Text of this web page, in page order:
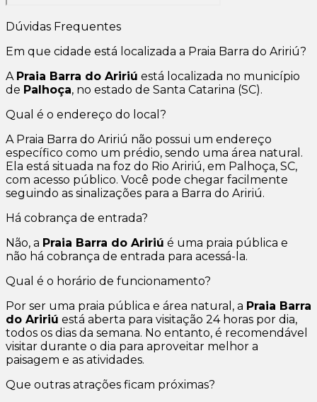
Dúvidas Frequentes
Em que cidade está localizada a Praia Barra do Aririú?
A Praia Barra do Aririú está localizada no município
de Palhoça, no estado de Santa Catarina (SC).
Qual é o endereço do local?
A Praia Barra do Aririú não possui um endereço
específico como um prédio, sendo uma área natural.
Ela está situada na foz do Rio Aririú, em Palhoça, SC,
com acesso público. Você pode chegar facilmente
seguindo as sinalizações para a Barra do Aririú.
Há cobrança de entrada?
Não, a Praia Barra do Aririú é uma praia pública e
não há cobrança de entrada para acessá-la.
Qual é o horário de funcionamento?
Por ser uma praia pública e área natural, a Praia Barra
do Aririú está aberta para visitação 24 horas por dia,
todos os dias da semana. No entanto, é recomendável
visitar durante o dia para aproveitar melhor a
paisagem e as atividades.
Que outras atrações ficam próximas?